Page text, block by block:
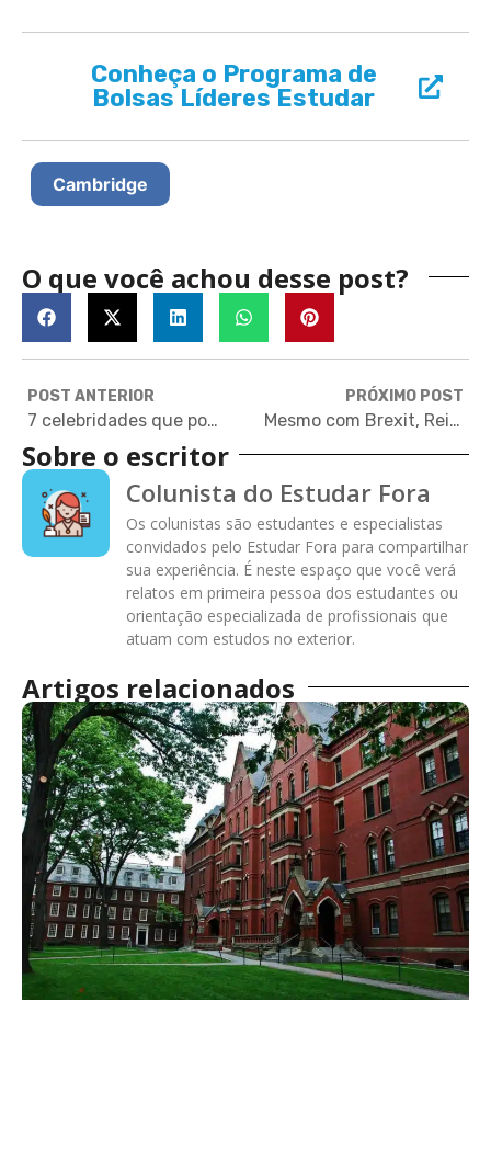
Conheça o Programa de
Bolsas Líderes Estudar
Cambridge
O que você achou desse post?
POST ANTERIOR
7 celebridades que podem pagar pela sua universidade no exterior
PRÓXIMO POST
Mesmo com Brexit, Reino Unido é destino mais recomendado por estudantes
Sobre o escritor
Colunista do Estudar Fora
Os colunistas são estudantes e especialistas
convidados pelo Estudar Fora para compartilhar
sua experiência. É neste espaço que você verá
relatos em primeira pessoa dos estudantes ou
orientação especializada de profissionais que
atuam com estudos no exterior.
Artigos relacionados